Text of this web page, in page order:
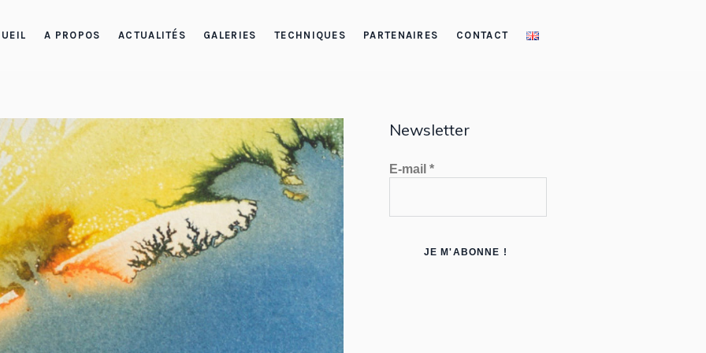
A PROPOS ACTUALITÉS GALERIES TECHNIQUES PARTENAIRES CONTACT
Newsletter
E-mail *